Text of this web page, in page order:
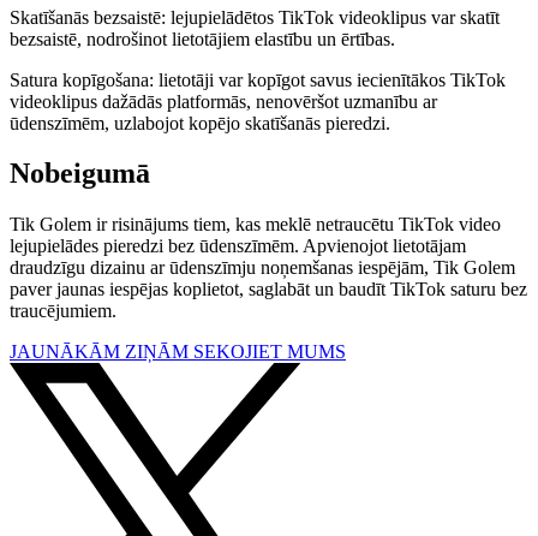
Skatīšanās bezsaistē: lejupielādētos TikTok videoklipus var skatīt
bezsaistē, nodrošinot lietotājiem elastību un ērtības.
Satura kopīgošana: lietotāji var kopīgot savus iecienītākos TikTok
videoklipus dažādās platformās, nenovēršot uzmanību ar
ūdenszīmēm, uzlabojot kopējo skatīšanās pieredzi.
Nobeigumā
Tik Golem ir risinājums tiem, kas meklē netraucētu TikTok video
lejupielādes pieredzi bez ūdenszīmēm. Apvienojot lietotājam
draudzīgu dizainu ar ūdenszīmju noņemšanas iespējām, Tik Golem
paver jaunas iespējas koplietot, saglabāt un baudīt TikTok saturu bez
traucējumiem.
JAUNĀKĀM ZIŅĀM SEKOJIET MUMS